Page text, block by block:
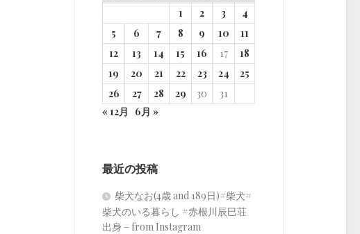
1
2 3
4
5
6 7 8 9 10
11
12
13 14 15 16 17
18
19
20 21 22 23 24
25
26
27 28 29 30
31
« 12月
6月 »
最近の投稿
柴犬なお(4歳 and 189日)#柴犬#
柴犬のいる暮らし #赤根川辰巳荘
出身 – from Instagram